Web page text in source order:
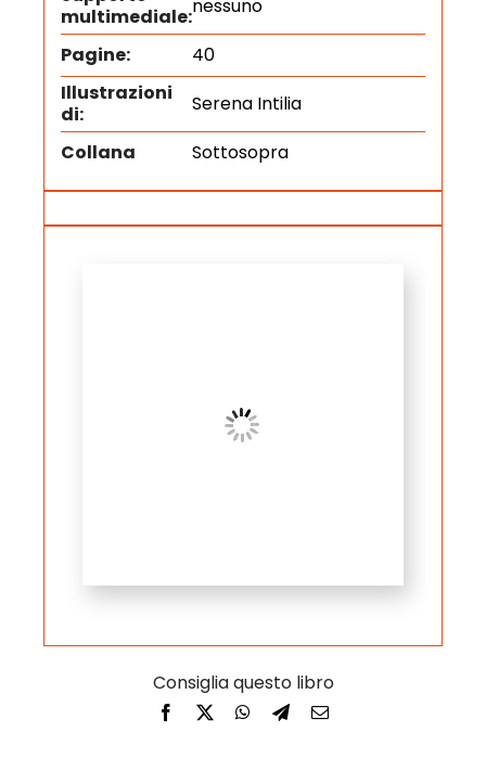
multimediale:nessuno
Pagine:
40
Illustrazioni
di:
Serena Intilia
Collana
Sottosopra